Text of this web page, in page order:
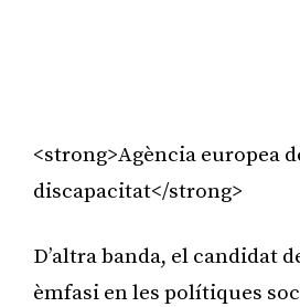
<strong>Agència europea
discapacitat</strong>
D’altra banda, el candidat
èmfasi en les polítiques